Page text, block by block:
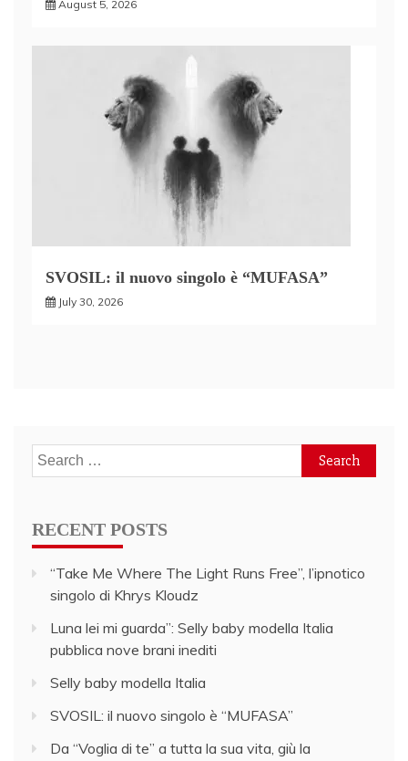
August 5, 2026
SVOSIL: il nuovo singolo è “MUFASA”
July 30, 2026
Search
for:
RECENT POSTS
“Take Me Where The Light Runs Free”, l’ipnotico
singolo di Khrys Kloudz
Luna lei mi guarda”: Selly baby modella Italia
pubblica nove brani inediti
Selly baby modella Italia
SVOSIL: il nuovo singolo è “MUFASA”
Da “Voglia di te” a tutta la sua vita, giù la